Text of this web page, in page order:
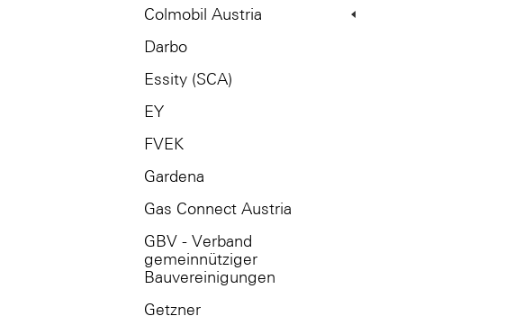
Colmobil Austria
Darbo
Essity (SCA)
EY
FVEK
Gardena
Gas Connect Austria
GBV - Verband
gemeinnütziger
Bauvereinigungen
Getzner